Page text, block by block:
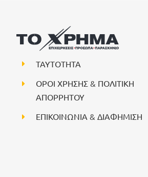
ΤΑΥΤΟΤΗΤΑ
ΟΡΟΙ ΧΡΗΣΗΣ & ΠΟΛΙΤΙΚΗ
ΑΠΟΡΡΗΤΟΥ
ΕΠΙΚΟΙΝΩΝΙΑ & ΔΙΑΦΗΜΙΣΗ